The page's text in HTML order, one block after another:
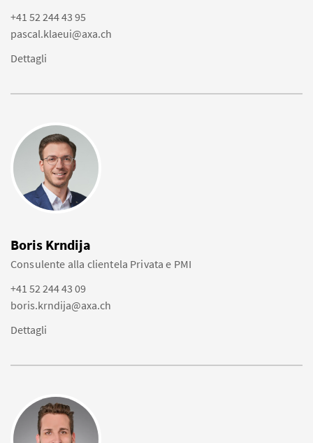
+41 52 244 43 95
pascal.klaeui@axa.ch
Dettagli
Boris Krndija
Consulente alla clientela Privata e PMI
+41 52 244 43 09
boris.krndija@axa.ch
Dettagli